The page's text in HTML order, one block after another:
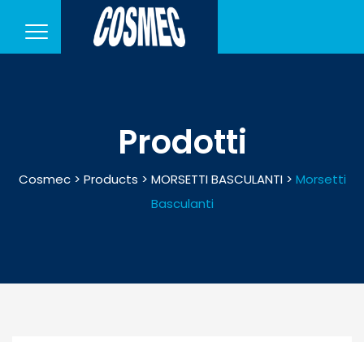
Prodotti
Cosmec> Products > MORSETTI BASCULANTI> Morsetti
Basculanti